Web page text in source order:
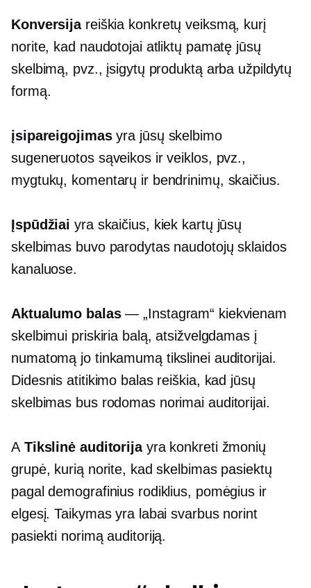
Konversijareiškia konkretų veiksmą, kurį
norite, kad naudotojai atliktų pamatę jūsų
skelbimą, pvz., įsigytų produktą arba užpildytų
formą.
įsipareigojimasyra jūsų skelbimo
sugeneruotos sąveikos ir veiklos, pvz.,
mygtukų, komentarų ir bendrinimų, skaičius.
Įspūdžiai yra skaičius, kiek kartų jūsų
skelbimas buvo parodytas naudotojų sklaidos
kanaluose.
Aktualumo balas— „Instagram“ kiekvienam
skelbimui priskiria balą, atsižvelgdamas į
numatomą jo tinkamumą tikslinei auditorijai.
Didesnis atitikimo balas reiškia, kad jūsų
skelbimas bus rodomas norimai auditorijai.
A Tikslinė auditorijayra konkreti žmonių
grupė, kurią norite, kad skelbimas pasiektų
pagal demografinius rodiklius, pomėgius ir
elgesį. Taikymas yra labai svarbus norint
pasiekti norimą auditoriją.